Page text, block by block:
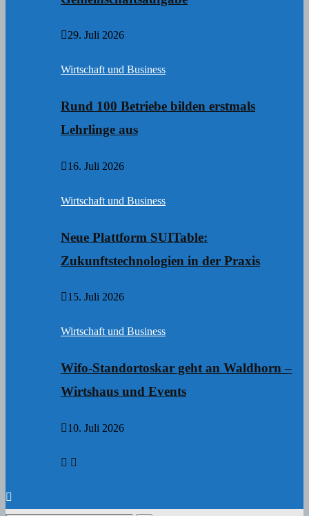
29. Juli 2026
Wirtschaft und Business
Rund 100 Betriebe bilden erstmals
Lehrlinge aus
16. Juli 2026
Wirtschaft und Business
Neue Plattform SUITable:
Zukunftstechnologien in der Praxis
15. Juli 2026
Wirtschaft und Business
Wifo-Standortoskar geht an Waldhorn –
Wirtshaus und Events
10. Juli 2026